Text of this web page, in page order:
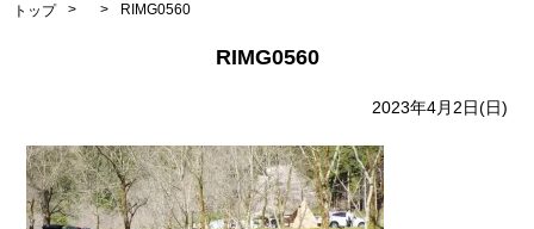
トップ > > RIMG0560
RIMG0560
2023年4月2日(日)